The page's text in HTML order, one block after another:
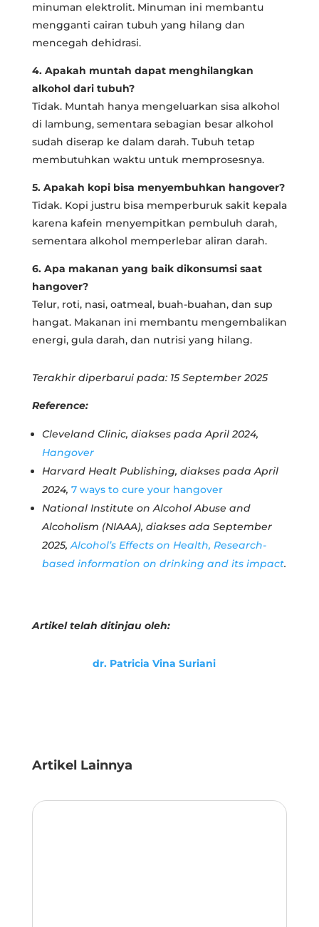
minuman elektrolit. Minuman ini membantu
mengganti cairan tubuh yang hilang dan
mencegah dehidrasi.
4. Apakah muntah dapat menghilangkan
alkohol dari tubuh?
Tidak. Muntah hanya mengeluarkan sisa alkohol
di lambung, sementara sebagian besar alkohol
sudah diserap ke dalam darah. Tubuh tetap
membutuhkan waktu untuk memprosesnya.
5. Apakah kopi bisa menyembuhkan hangover?
Tidak. Kopi justru bisa memperburuk sakit kepala
karena kafein menyempitkan pembuluh darah,
sementara alkohol memperlebar aliran darah.
6. Apa makanan yang baik dikonsumsi saat
hangover?
Telur, roti, nasi, oatmeal, buah-buahan, dan sup
hangat. Makanan ini membantu mengembalikan
energi, gula darah, dan nutrisi yang hilang.
Terakhir diperbarui pada: 15 September 2025
Reference:
Cleveland Clinic, diakses pada April 2024,
Hangover
Harvard Healt Publishing, diakses pada April
2024, 7 ways to cure your hangover
National Institute on Alcohol Abuse and
Alcoholism (NIAAA), diakses ada September
2025, Alcohol’s Effects on Health, Research-
based information on drinking and its impact.
Artikel telah ditinjau oleh:
dr. Patricia Vina Suriani
Artikel Lainnya